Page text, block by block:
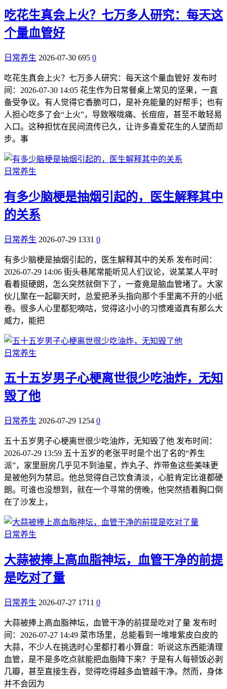
吃花生真会上火？七万多人研究：每天这
个量血管好
日常养生 2026-07-30 695 0
吃花生真会上火？七万多人研究：每天这个量血管好 发布时
间：2026-07-30 14:05 花生作为日常餐桌上常见的坚果，一直
备受争议。有人觉得它香脆可口，是补充能量的好帮手；也有
人担心吃多了会“上火”，导致喉咙痛、长痘痘，甚至不敢轻易
入口。这种担忧在民间流传已久，让许多喜爱花生的人望而却
步。事
日常养生
有多少脑梗是抽烟引起的，医生解释其中
的关系
日常养生 2026-07-29 1331 0
有多少脑梗是抽烟引起的，医生解释其中的关系 发布时间：
2026-07-29 14:06 街头巷尾常能听见人们议论，说某某人平时
看着挺硬朗，怎么突然就倒下了，一查竟是脑血管堵了。大家
伙儿聚在一起聊天时，总爱把矛头指向那个手里离不开的小纸
卷。很多人心里都犯嘀咕，觉得这小小的习惯难道真有那么大
威力，能把
日常养生
五十五岁男子心梗离世很少吃油炸，无知
毁了他
日常养生 2026-07-29 1254 0
五十五岁男子心梗离世很少吃油炸，无知毁了他 发布时间：
2026-07-29 13:59 五十五岁的老张平时是个出了名的“养生
派”，家里厨房几乎见不到油星，炸丸子、炸带鱼这些美味更
是被他列为禁忌。他总觉得自己饮食清淡，心脏肯定比谁都硬
朗。可谁也没想到，就在一个寻常的傍晚，他突然捂着胸口倒
在了沙发上，
日常养生
大蒜被捧上高血脂神坛，血管干净的前提
是吃对了量
日常养生 2026-07-27 1711 0
大蒜被捧上高血脂神坛，血管干净的前提是吃对了量 发布时
间：2026-07-27 14:49 菜市场里，总能看到一堆堆紫皮白皮的
大蒜，不少人在挑选时心里都打着小算盘：听说这东西能清理
血管，是不是多吃点就能把血脂降下来？于是有人每顿饭必剥
几瓣，甚至直接生吞，觉得吃得越多血管越干净。然而，身体
并不会因为